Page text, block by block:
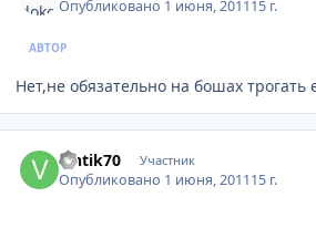
Опубликовано 1 июня, 201115 г.
АВТОР
Нет,не обязательно на бошах трогать
vintik70 Участник
Опубликовано 1 июня, 201115 г.